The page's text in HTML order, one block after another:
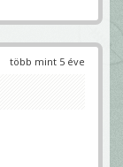
több mint 5 éve